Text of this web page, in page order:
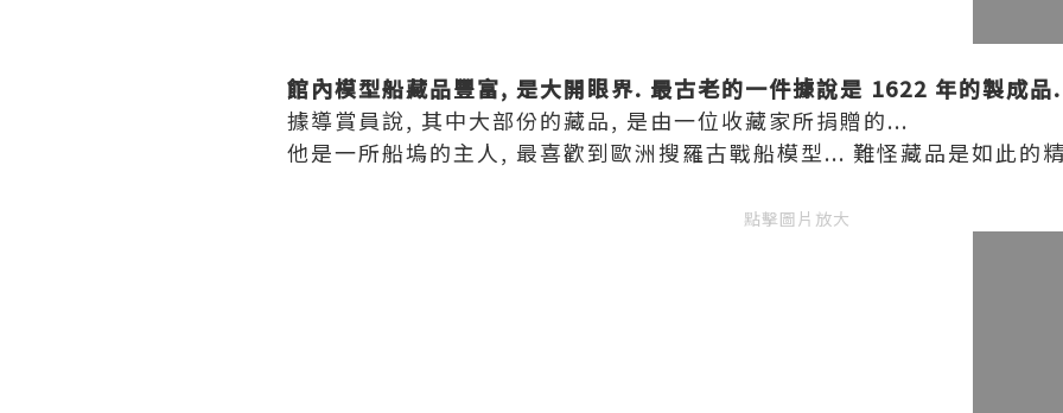
館內模型船藏品豐富, 是大開眼界. 最古老的一件據說是 1622 年的製成品.
據導賞員說, 其中大部份的藏品, 是由一位收藏家所捐贈的...
他是一所船塢的主人, 最喜歡到歐洲搜羅古戰船模型... 難怪藏品是如此的
點擊圖片放大